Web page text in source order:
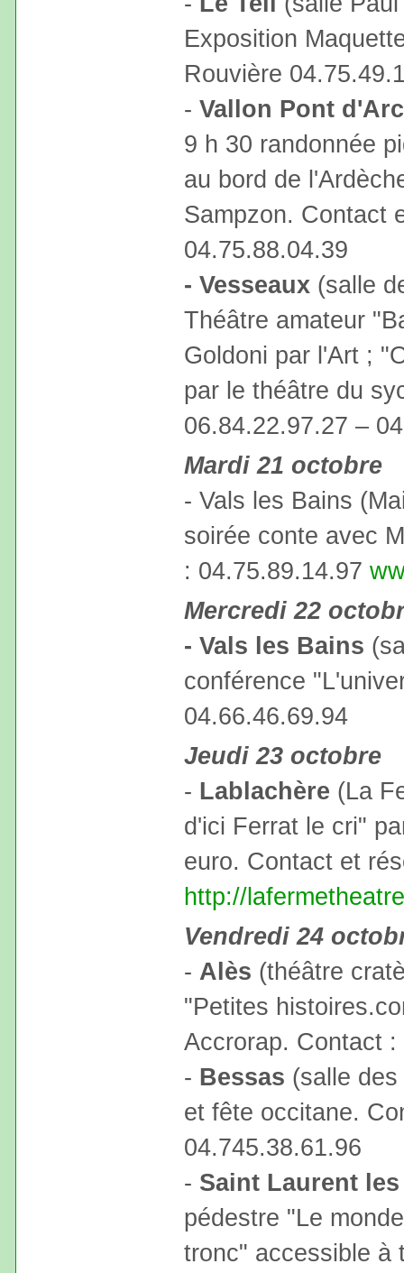
Exposition
Rouvière
- Vallon Pont d'Arc
9 h 30 randonnée
au bord de
Sampzon. Contact
04.75.88.04.39
- Vesseaux (salle
Théâtre amateur
Goldoni par l'Art ;
par le théâtre du
06.84.22.97.27 –
Mardi 21 octobre
- Vals les Bains
soirée conte avec
: 04.75.89.14.97
Mercredi 22
- Vals les Bains
conférence
04.66.46.69.94
Jeudi 23 octobre
- Lablachère (La
d'ici Ferrat le cri"
euro. Contact et
http://
Vendredi 24
- Alès (théâtre
"Petites
Accrorap. Contact
- Bessas (salle
et fête occitane.
04.745.38.61.96
- Saint Laurent
pédestre "Le
tronc" accessible à